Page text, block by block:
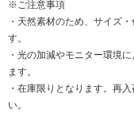
※ご注意事項
・天然素材のため、サイズ
す。
・光の加減やモニター環境
ます。
・在庫限りとなります。再
い。